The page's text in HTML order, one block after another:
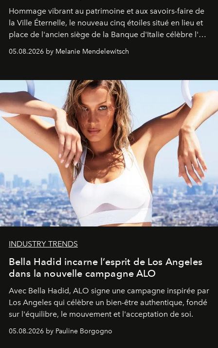
Hommage vibrant au patrimoine et aux savoirs-faire de
la Ville Éternelle, le nouveau cinq étoiles situé en lieu et
place de l'ancien siège de la Banque d'Italie célèbre l'art
de vivre Romain dans toute son élégance intemporelle.
05.08.2026 by Melanie Mendelewitsch
INDUSTRY TRENDS
Bella Hadid incarne l’esprit de Los Angeles
dans la nouvelle campagne ALO
Avec Bella Hadid, ALO signe une campagne inspirée par
Los Angeles qui célèbre un bien-être authentique, fondé
sur l'équilibre, le mouvement et l'acceptation de soi.
05.08.2026 by Pauline Borgogno